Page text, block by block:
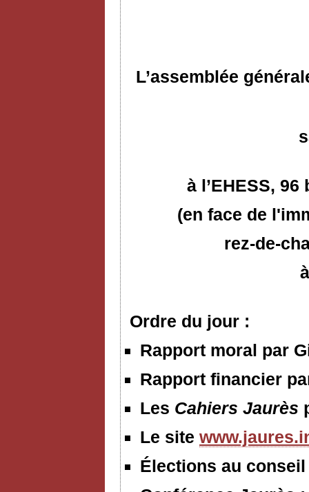
L’assemblée
à l’EHESS, 96
(en face de
rez-de-
Ordre du jour :
Rapport moral par
Rapport financier
Les Cahiers Jaurès
Le site
Élections au